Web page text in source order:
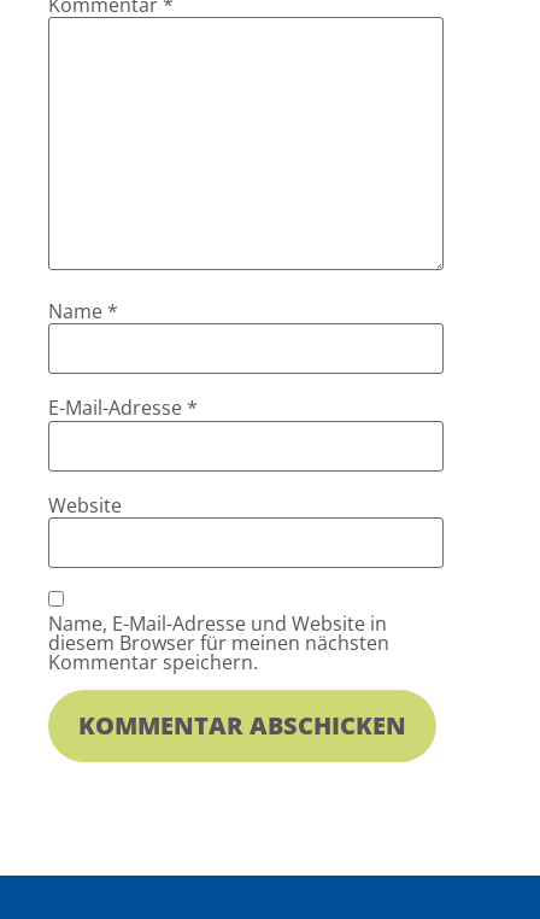
Name *
E-Mail-Adresse *
Website
Name, E-Mail-Adresse und Website in
diesem Browser für meinen nächsten
Kommentar speichern.